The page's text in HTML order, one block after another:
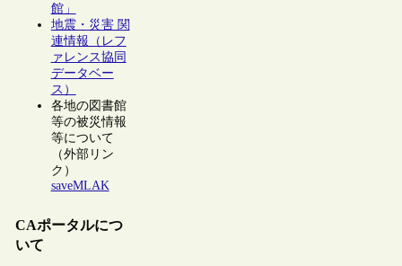
館」
地震・災害 関
連情報（レフ
ァレンス協同
データベー
ス）
各地の図書館
等の被災情報
等について
（外部リン
ク）
saveMLAK
CAポータルにつ
いて